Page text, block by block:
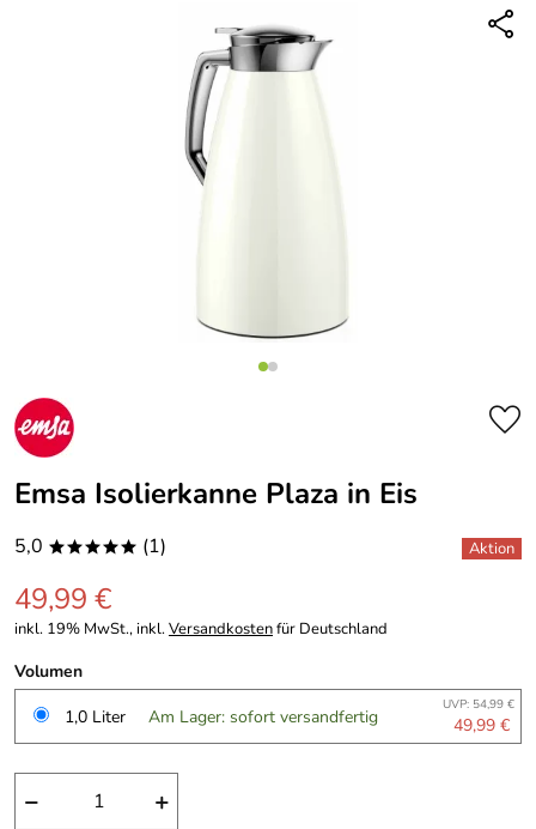
Emsa Isolierkanne Plaza in Eis
5,0 ***** (1)
49,99 €
inkl. 19% MwSt., inkl.Versandkostenfür Deutschland
Volumen
1,0 Liter
Am Lager: sofort versandfertig UVP: 54,99 €
49,99 €
− +